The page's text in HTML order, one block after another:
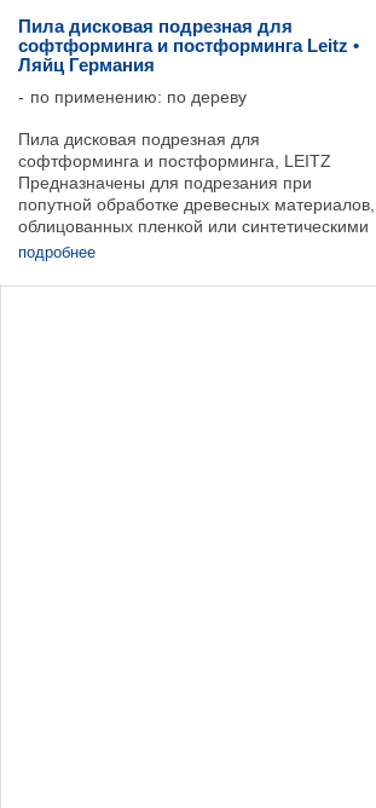
Пила дисковая подрезная для
софтформинга и постформинга Leitz •
Ляйц Германия
по применению: по дереву
Пила дисковая подрезная для
софтформинга и постформинга, LEITZ
Предназначены для подрезания при
попутной обработке древесных материалов,
облицованных пленкой или синтетическими
материалами, при больших скоростях подачи
подробнее